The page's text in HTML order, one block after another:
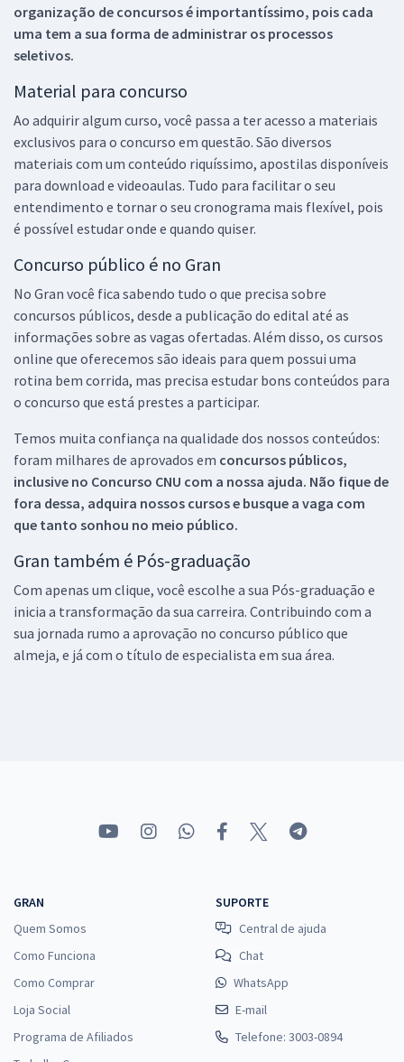
organização de concursos é importantíssimo, pois cada
uma tem a sua forma de administrar os processos
seletivos.
Material para concurso
Ao adquirir algum curso, você passa a ter acesso a materiais
exclusivos para o concurso em questão. São diversos
materiais com um conteúdo riquíssimo, apostilas disponíveis
para download e videoaulas. Tudo para facilitar o seu
entendimento e tornar o seu cronograma mais flexível, pois
é possível estudar onde e quando quiser.
Concurso público é no Gran
No Gran você fica sabendo tudo o que precisa sobre
concursos públicos, desde a publicação do edital até as
informações sobre as vagas ofertadas. Além disso, os cursos
online que oferecemos são ideais para quem possui uma
rotina bem corrida, mas precisa estudar bons conteúdos para
o concurso que está prestes a participar.
Temos muita confiança na qualidade dos nossos conteúdos:
foram milhares de aprovados em concursos públicos,
inclusive no Concurso CNU com a nossa ajuda. Não fique de
fora dessa, adquira nossos cursos e busque a vaga com
que tanto sonhou no meio público.
Gran também é Pós-graduação
Com apenas um clique, você escolhe a sua Pós-graduação e
inicia a transformação da sua carreira. Contribuindo com a
sua jornada rumo a aprovação no concurso público que
almeja, e já com o título de especialista em sua área.
GRAN
Quem Somos
Como Funciona
Como Comprar
Loja Social
Programa de Afiliados
SUPORTE
Central de ajuda
Chat
WhatsApp
E-mail
Telefone: 3003-0894